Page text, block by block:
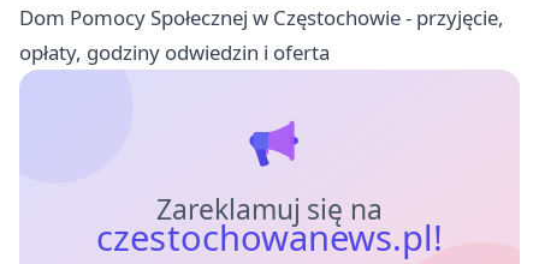
Dom Pomocy Społecznej w Częstochowie - przyjęcie,
opłaty, godziny odwiedzin i oferta
Zareklamuj się na
czestochowanews.pl!